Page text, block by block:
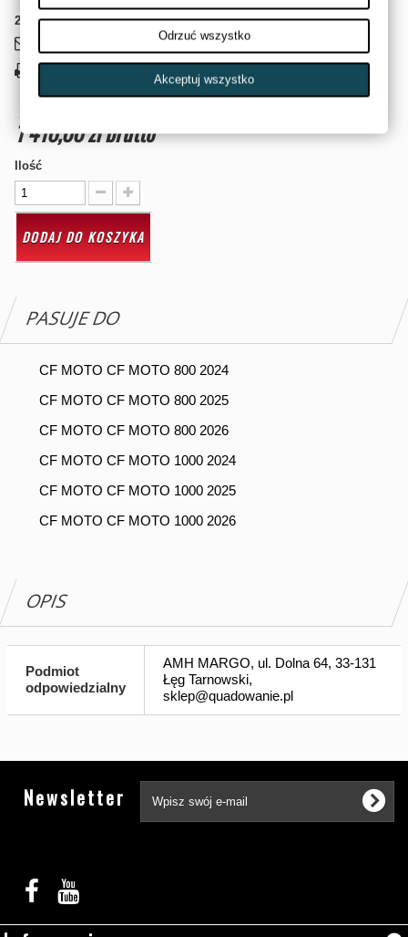
2
Przedmioty
Wyślij do znajomego
1 410,00 złbrutto
Ilość
DODAJ DO KOSZYKA
PASUJE DO
CF MOTO CF MOTO 800 2024
CF MOTO CF MOTO 800 2025
CF MOTO CF MOTO 800 2026
CF MOTO CF MOTO 1000 2024
CF MOTO CF MOTO 1000 2025
CF MOTO CF MOTO 1000 2026
OPIS
Podmiot
odpowiedzialny
AMH MARGO, ul. Dolna 64, 33-131
Łęg Tarnowski,
sklep@quadowanie.pl
Newsletter
Odrzuć wszystko
Akceptuj wszystko